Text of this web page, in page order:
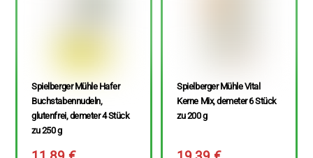
Spielberger Mühle Hafer
Buchstabennudeln,
glutenfrei, demeter 4 Stück
zu 250 g
Spielberger Mühle Vital
Kerne Mix, demeter 6 Stück
zu 200 g